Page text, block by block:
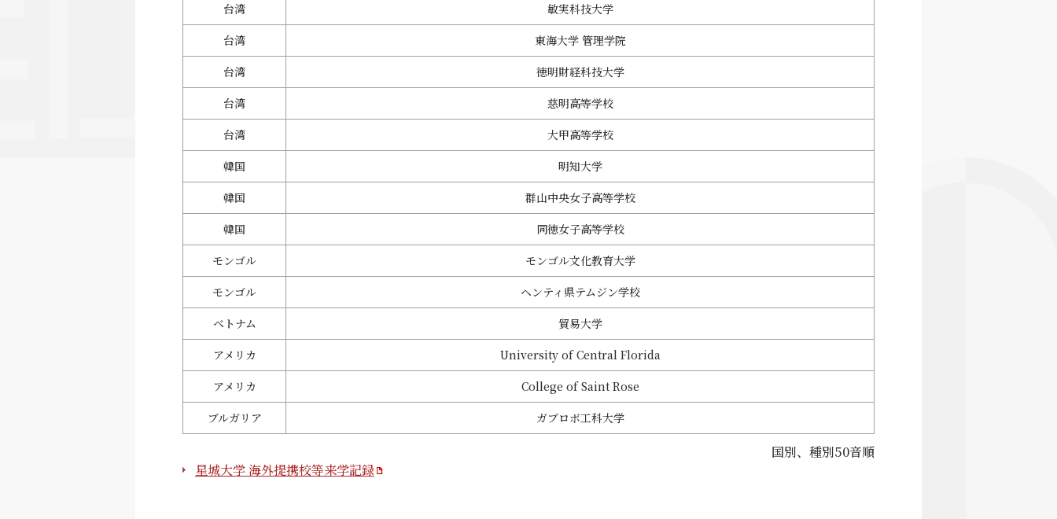
台湾
敏実科技大学
台湾
東海大学 管理学院
台湾
徳明財経科技大学
台湾
慈明高等学校
台湾
大甲高等学校
韓国
明知大学
韓国
群山中央女子高等学校
韓国
同徳女子高等学校
モンゴル
モンゴル文化教育大学
モンゴル
ヘンティ県テムジン学校
ベトナム
貿易大学
アメリカ
University of Central Florida
アメリカ
College of Saint Rose
ブルガリア
ガブロボ工科大学
国別、種別50音順
星城大学 海外提携校等来学記録